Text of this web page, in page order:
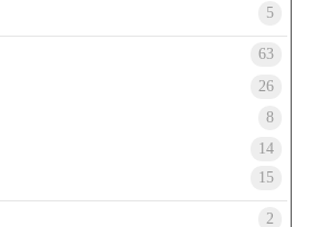
5
63
26
8
14
15
2